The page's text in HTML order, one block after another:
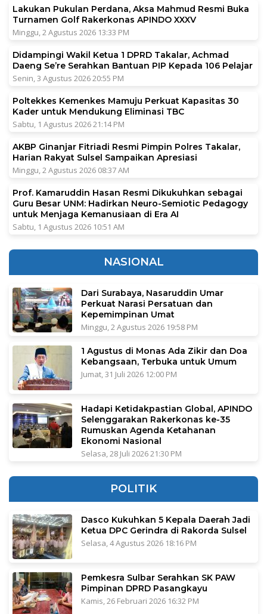
Lakukan Pukulan Perdana, Aksa Mahmud Resmi Buka
Turnamen Golf Rakerkonas APINDO XXXV
Minggu, 2 Agustus 2026 13:33 PM
Didampingi Wakil Ketua 1 DPRD Takalar, Achmad
Daeng Se’re Serahkan Bantuan PIP Kepada 106 Pelajar
Senin, 3 Agustus 2026 20:55 PM
Poltekkes Kemenkes Mamuju Perkuat Kapasitas 30
Kader untuk Mendukung Eliminasi TBC
Sabtu, 1 Agustus 2026 21:14 PM
AKBP Ginanjar Fitriadi Resmi Pimpin Polres Takalar,
Harian Rakyat Sulsel Sampaikan Apresiasi
Minggu, 2 Agustus 2026 08:37 AM
Prof. Kamaruddin Hasan Resmi Dikukuhkan sebagai
Guru Besar UNM: Hadirkan Neuro-Semiotic Pedagogy
untuk Menjaga Kemanusiaan di Era AI
Sabtu, 1 Agustus 2026 10:51 AM
NASIONAL
Dari Surabaya, Nasaruddin Umar
Perkuat Narasi Persatuan dan
Kepemimpinan Umat
Minggu, 2 Agustus 2026 19:58 PM
1 Agustus di Monas Ada Zikir dan Doa
Kebangsaan, Terbuka untuk Umum
Jumat, 31 Juli 2026 12:00 PM
Hadapi Ketidakpastian Global, APINDO
Selenggarakan Rakerkonas ke-35
Rumuskan Agenda Ketahanan
Ekonomi Nasional
Selasa, 28 Juli 2026 21:30 PM
POLITIK
Dasco Kukuhkan 5 Kepala Daerah Jadi
Ketua DPC Gerindra di Rakorda Sulsel
Selasa, 4 Agustus 2026 18:16 PM
Pemkesra Sulbar Serahkan SK PAW
Pimpinan DPRD Pasangkayu
Kamis, 26 Februari 2026 16:32 PM